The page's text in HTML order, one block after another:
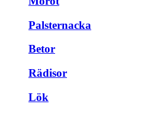
Palsternacka
Betor
Rädisor
Lök